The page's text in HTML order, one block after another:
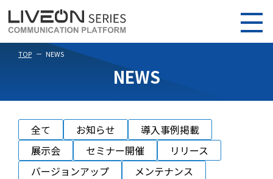
TOP NEWS
NEWS
全て お知らせ
導入事例掲載
展示会
セミナー開催
リリース
バージョンアップ
メンテナンス